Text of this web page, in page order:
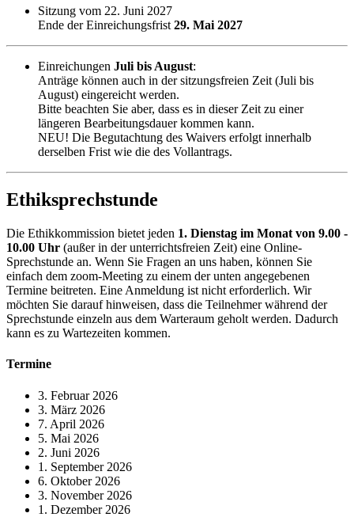
Sitzung vom 22. Juni 2027
Ende der Einreichungsfrist 29. Mai 2027
Einreichungen Juli bis August:
Anträge können auch in der sitzungsfreien Zeit (Juli bis
August) eingereicht werden.
Bitte beachten Sie aber, dass es in dieser Zeit zu einer
längeren Bearbeitungsdauer kommen kann.
NEU! Die Begutachtung des Waivers erfolgt innerhalb
derselben Frist wie die des Vollantrags.
Ethiksprechstunde
Die Ethikkommission bietet jeden 1. Dienstag im Monat von 9.00 -
10.00 Uhr (außer in der unterrichtsfreien Zeit) eine Online-
Sprechstunde an. Wenn Sie Fragen an uns haben, können Sie
einfach dem zoom-Meeting zu einem der unten angegebenen
Termine beitreten. Eine Anmeldung ist nicht erforderlich. Wir
möchten Sie darauf hinweisen, dass die Teilnehmer während der
Sprechstunde einzeln aus dem Warteraum geholt werden. Dadurch
kann es zu Wartezeiten kommen.
Termine
3. Februar 2026
3. März 2026
7. April 2026
5. Mai 2026
2. Juni 2026
1. September 2026
6. Oktober 2026
3. November 2026
1. Dezember 2026